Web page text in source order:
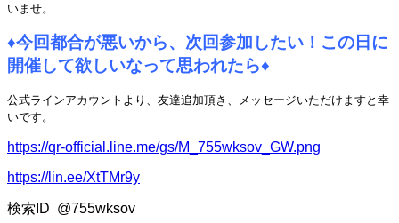
いませ。
♦今回都合が悪いから、次回参加したい！ この日に
開催して欲しいなって思われたら♦
公式ラインアカウントより、友達追加頂き、メッセージいただけますと幸
いです。
https://qr-official.line.me/gs/M_755wksov_GW.png
https://lin.ee/XtTMr9y
検索ID @755wksov